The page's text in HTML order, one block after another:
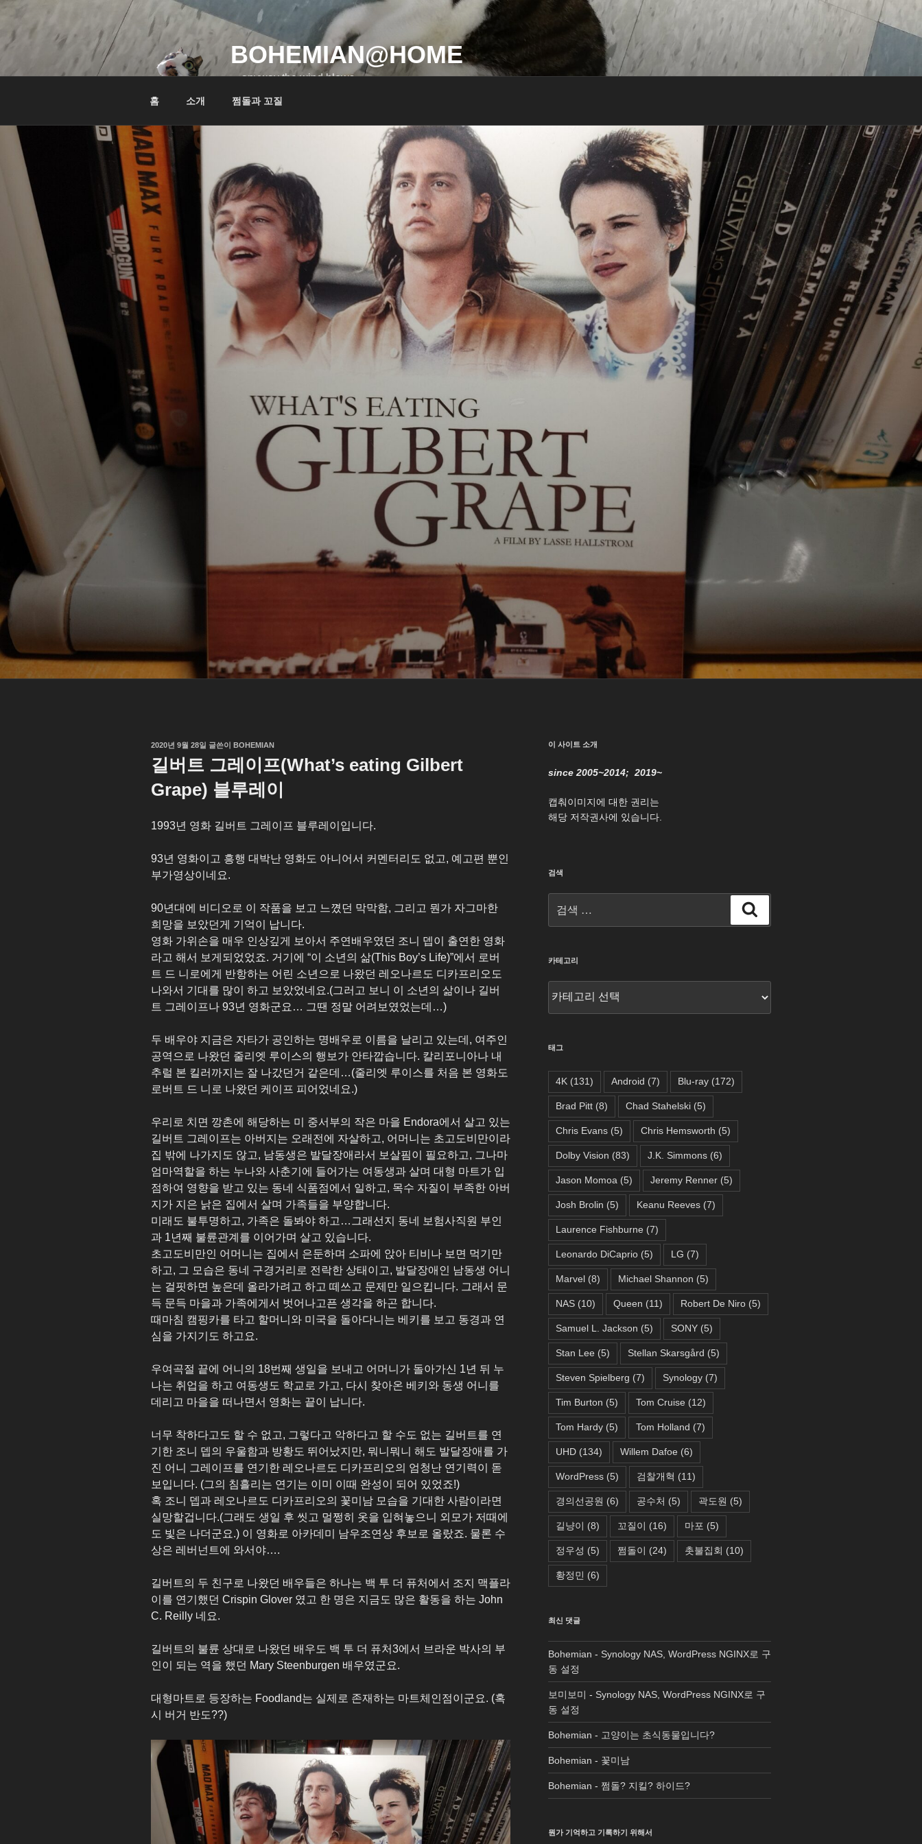
콘
BOHEMIAN@HOME
…anyway the wind blows…
홈 소개 쩜돌과 꼬질
작
일
2020년 9월 28일 글쓴이 BOHEMIAN
길버트 그레이프(What’s eating Gilbert
Grape) 블루레이
1993년 영화 길버트 그레이프 블루레이입니다.
93년 영화이고 흥행 대박난 영화도 아니어서 커멘터리도 없고, 예고편 뿐인
부가영상이네요.
90년대에 비디오로 이 작품을 보고 느꼈던 막막함, 그리고 뭔가 자그마한
희망을 보았던게 기억이 납니다.
영화 가위손을 매우 인상깊게 보아서 주연배우였던 조니 뎁이 출연한 영화
라고 해서 보게되었었죠. 거기에 “이 소년의 삶(This Boy’s Life)”에서 로버
트 드 니로에게 반항하는 어린 소년으로 나왔던 레오나르도 디카프리오도
나와서 기대를 많이 하고 보았었네요.(그러고 보니 이 소년의 삶이나 길버
트 그레이프나 93년 영화군요… 그땐 정말 어려보였었는데…)
두 배우야 지금은 자타가 공인하는 명배우로 이름을 날리고 있는데, 여주인
공역으로 나왔던 줄리엣 루이스의 행보가 안타깝습니다. 칼리포니아나 내
추럴 본 킬러까지는 잘 나갔던거 같은데…(줄리엣 루이스를 처음 본 영화도
로버트 드 니로 나왔던 케이프 피어었네요.)
우리로 치면 깡촌에 해당하는 미 중서부의 작은 마을 Endora에서 살고 있는
길버트 그레이프는 아버지는 오래전에 자살하고, 어머니는 초고도비만이라
집 밖에 나가지도 않고, 남동생은 발달장애라서 보살핌이 필요하고, 그나마
엄마역할을 하는 누나와 사춘기에 들어가는 여동생과 살며 대형 마트가 입
점하여 영향을 받고 있는 동네 식품점에서 일하고, 목수 자질이 부족한 아버
지가 지은 낡은 집에서 살며 가족들을 부양합니다.
미래도 불투명하고, 가족은 돌봐야 하고…그래선지 동네 보험사직원 부인
과 1년째 불륜관계를 이어가며 살고 있습니다.
초고도비만인 어머니는 집에서 은둔하며 소파에 앉아 티비나 보면 먹기만
하고, 그 모습은 동네 구경거리로 전락한 상태이고, 발달장애인 남동생 어니
는 걸핏하면 높은데 올라가려고 하고 떼쓰고 문제만 일으킵니다. 그래서 문
득 문득 마을과 가족에게서 벗어나고픈 생각을 하곤 합니다.
때마침 캠핑카를 타고 할머니와 미국을 돌아다니는 베키를 보고 동경과 연
심을 가지기도 하고요.
우여곡절 끝에 어니의 18번째 생일을 보내고 어머니가 돌아가신 1년 뒤 누
나는 취업을 하고 여동생도 학교로 가고, 다시 찾아온 베키와 동생 어니를
데리고 마을을 떠나면서 영화는 끝이 납니다.
너무 착하다고도 할 수 없고, 그렇다고 악하다고 할 수도 없는 길버트를 연
기한 조니 뎁의 우울함과 방황도 뛰어났지만, 뭐니뭐니 해도 발달장애를 가
진 어니 그레이프를 연기한 레오나르도 디카프리오의 엄청난 연기력이 돋
보입니다. (그의 침흘리는 연기는 이미 이때 완성이 되어 있었죠!)
혹 조니 뎁과 레오나르도 디카프리오의 꽃미남 모습을 기대한 사람이라면
실망할겁니다.(그래도 생일 후 씻고 멀쩡히 옷을 입혀놓으니 외모가 저때에
도 빛은 나더군요.) 이 영화로 아카데미 남우조연상 후보로 올랐죠. 물론 수
상은 레버넌트에 와서야….
길버트의 두 친구로 나왔던 배우들은 하나는 백 투 더 퓨처에서 조지 맥플라
이를 연기했던 Crispin Glover 였고 한 명은 지금도 많은 활동을 하는 John
C. Reilly 네요.
길버트의 불륜 상대로 나왔던 배우도 백 투 더 퓨처3에서 브라운 박사의 부
인이 되는 역을 했던 Mary Steenburgen 배우였군요.
대형마트로 등장하는 Foodland는 실제로 존재하는 마트체인점이군요. (혹
시 버거 반도??)
이 사이트 소개
since 2005~2014; 2019~
캡춰이미지에 대한 권리는
해당 저작권사에 있습니다.
검색
색:
색
카테고리
테
태그
4K(131) Android (7) Blu-ray(172)
Brad Pitt(8) Chad Stahelski(5)
Chris Evans(5) Chris Hemsworth (5)
Dolby Vision (83) J.K. Simmons(6)
Jason Momoa (5) Jeremy Renner(5)
Josh Brolin (5) Keanu Reeves(7)
Laurence Fishburne (7)
Leonardo DiCaprio(5) LG (7)
Marvel(8) Michael Shannon (5)
NAS(10) Queen (11) Robert De Niro(5)
Samuel L. Jackson (5) SONY(5)
Stan Lee (5) Stellan Skarsgård (5)
Steven Spielberg (7) Synology(7)
Tim Burton (5) Tom Cruise (12)
Tom Hardy(5) Tom Holland (7)
UHD(134) Willem Dafoe (6)
WordPress(5) 검찰개혁 (11)
경의선공원 (6) 공수처 (5) 곽도원 (5)
길냥이 (8) 꼬질이 (16) 마포 (5)
정우성 (5) 쩜돌이 (24) 촛불집회 (10)
황정민 (6)
최신 댓글
Bohemian - Synology NAS, WordPress NGINX로 구
동 설정
보미보미 - Synology NAS, WordPress NGINX로 구
동 설정
Bohemian - 고양이는 초식동물입니다?
Bohemian - 꽃미남
Bohemian - 쩜돌? 지킬? 하이드?
뭔가 기억하고 기록하기 위해서